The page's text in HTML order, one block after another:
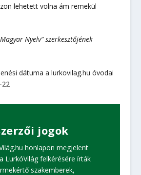
lehetett volna ám remekül
Nyelv” szerkesztőjének
dátuma a lurkovilag.hu óvodai
jogok
honlapon megjelent
LurkóVilág felkérésére írták
szakemberek,